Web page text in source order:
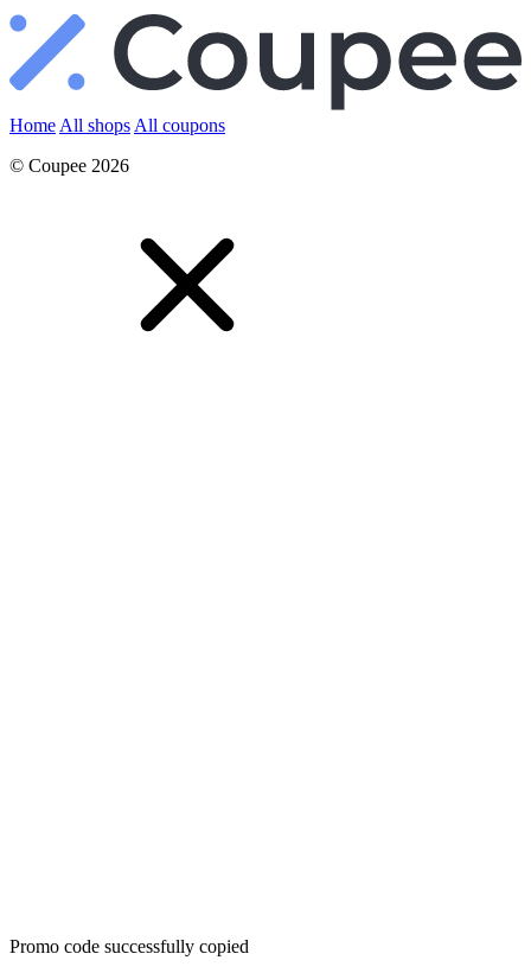
Home All shops All coupons
© Coupee 2026
Promo code successfully copied